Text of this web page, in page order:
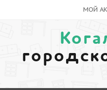
МОЙ